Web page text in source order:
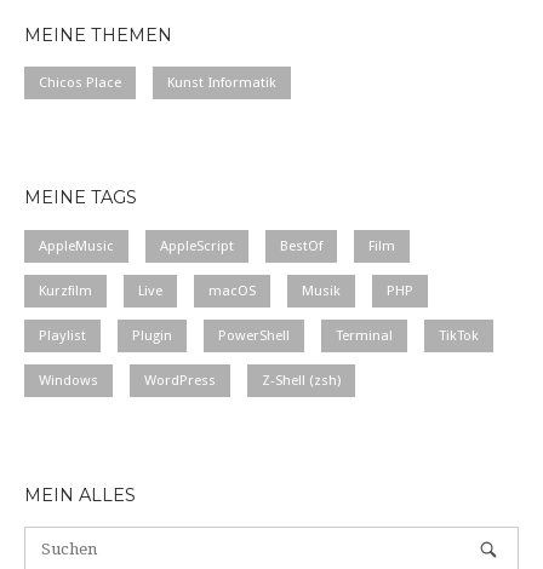
MEINE THEMEN
Chicos Place Kunst Informatik
MEINE TAGS
AppleMusic AppleScript BestOf Film
Kurzfilm Live macOS Musik PHP
Playlist Plugin PowerShell Terminal TikTok
Windows WordPress Z-Shell (zsh)
MEIN ALLES